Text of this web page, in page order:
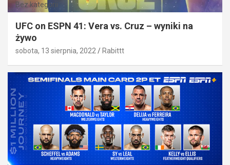
Bez kategorii
UFC on ESPN 41: Vera vs. Cruz – wyniki na
żywo
sobota, 13 sierpnia, 2022 Rabittt